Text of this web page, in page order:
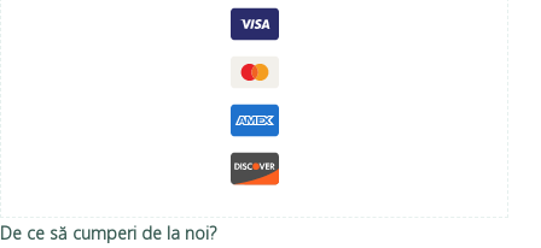
De ce să cumperi de la noi?